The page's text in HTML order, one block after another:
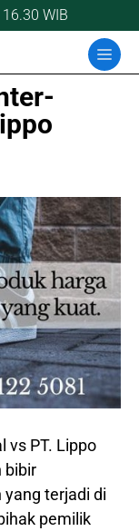
WIB
vs PT. Lippo
bibir
terjadi di
pemilik